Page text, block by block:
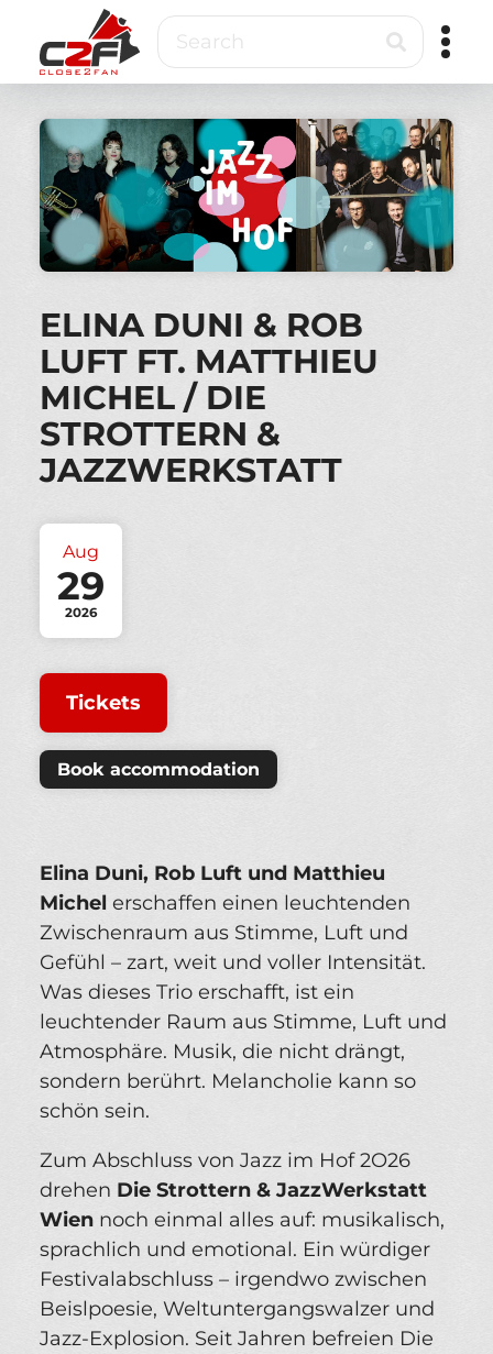
main
content
to
fan
&
VIP
ticketing
Search
ELINA DUNI & ROB
LUFT FT. MATTHIEU
MICHEL / DIE
STROTTERN &
JAZZWERKSTATT
Aug
29
2026
Tickets
Book accommodation
Elina Duni, Rob Luft und Matthieu
Michel erschaffen einen leuchtenden
Zwischenraum aus Stimme, Luft und
Gefühl – zart, weit und voller Intensität.
Was dieses Trio erschafft, ist ein
leuchtender Raum aus Stimme, Luft und
Atmosphäre. Musik, die nicht drängt,
sondern berührt. Melancholie kann so
schön sein.
Zum Abschluss von Jazz im Hof 2O26
drehen Die Strottern & JazzWerkstatt
Wien noch einmal alles auf: musikalisch,
sprachlich und emotional. Ein würdiger
Festivalabschluss – irgendwo zwischen
Beislpoesie, Weltuntergangswalzer und
Jazz-Explosion. Seit Jahren befreien Die